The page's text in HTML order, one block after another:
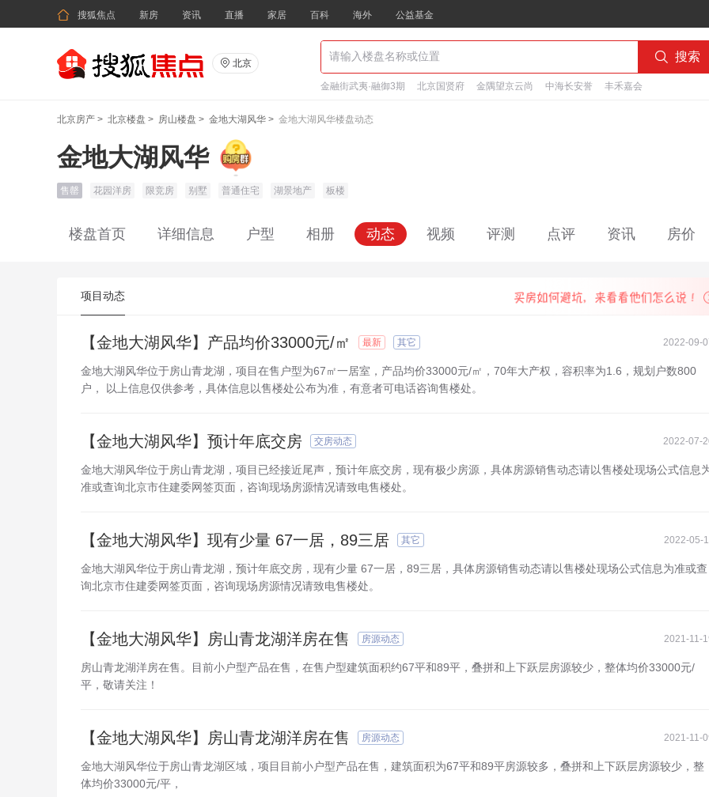
 搜狐焦点 新房 资讯 直播 家居 百科 海外 公益基金
 北京  搜索
金融街武夷·融御3期 北京国贤府 金隅望京云尚 中海长安誉 丰禾嘉会
北京房产 > 北京楼盘 > 房山楼盘 > 金地大湖风华 > 金地大湖风华楼盘动态
金地大湖风华
售罄 花园洋房 限竞房 别墅 普通住宅 湖景地产 板楼
楼盘首页 详细信息 户型 相册 动态 视频 评测 点评 资讯 房价
项目动态
【金地大湖风华】产品均价33000元/㎡ 最新 其它 2022-09-
金地大湖风华位于房山青龙湖，项目在售户型为67㎡一居室，产品均价33000元/㎡，70年大产权，容积率为1.6，规划户数800
户， 以上信息仅供参考，具体信息以售楼处公布为准，有意者可电话咨询售楼处。
【金地大湖风华】预计年底交房 交房动态 2022-07-
金地大湖风华位于房山青龙湖，项目已经接近尾声，预计年底交房，现有极少房源，具体房源销售动态请以售楼处现场公式信息
准或查询北京市住建委网签页面，咨询现场房源情况请致电售楼处。
【金地大湖风华】现有少量 67一居，89三居 其它 2022-05-
金地大湖风华位于房山青龙湖，预计年底交房，现有少量 67一居，89三居，具体房源销售动态请以售楼处现场公式信息为准或查
询北京市住建委网签页面，咨询现场房源情况请致电售楼处。
【金地大湖风华】房山青龙湖洋房在售 房源动态 2021-11-
房山青龙湖洋房在售。目前小户型产品在售，在售户型建筑面积约67平和89平，叠拼和上下跃层房源较少，整体均价33000元/
平，敬请关注！
【金地大湖风华】房山青龙湖洋房在售 房源动态 2021-11-
金地大湖风华位于房山青龙湖区域，项目目前小户型产品在售，建筑面积为67平和89平房源较多，叠拼和上下跃层房源较少，整
体均价33000元/平，